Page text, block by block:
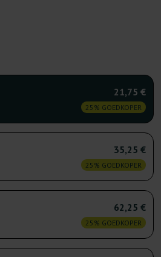
21,75 €
25% GOEDKOPER
35,25 €
25% GOEDKOPER
62,25 €
25% GOEDKOPER